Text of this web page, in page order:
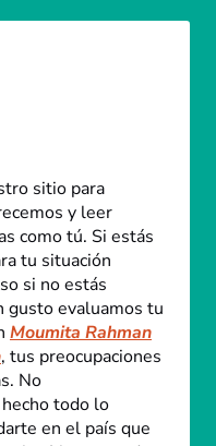
sitio para
y leer
como tú. Si estás
tu situación
si no estás
gusto evaluamos tu
Moumita Rahman
, tus preocupaciones
No
todo lo
en el país que